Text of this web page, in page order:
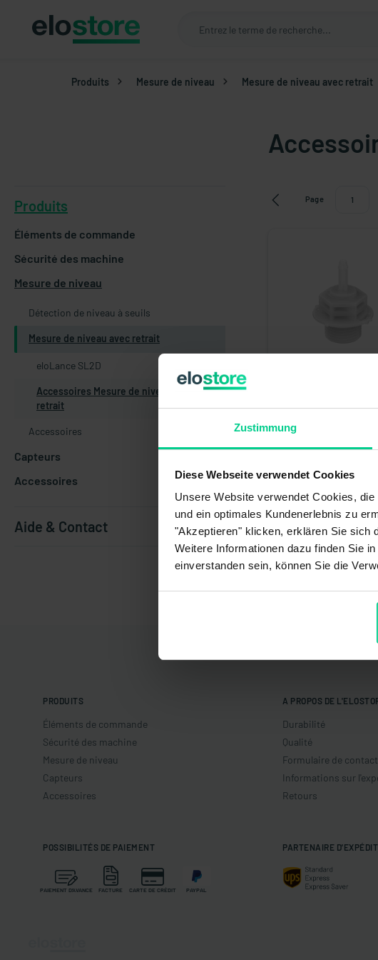
Zustimmung
Diese Webseite verwendet Cookies
Unsere Website verwendet Cookies,
und ein optimales Kundenerlebnis zu
"Akzeptieren" klicken, erklären Sie sich
Weitere Informationen dazu finden Sie
einverstanden sein, können Sie die
Produits Mesure de niveau Mesure de niveau avec retrait
Produits
Éléments de commande
Sécurité des machine
Mesure de niveau
Détection de niveau à seuils
Mesure de niveau avec retrait
eloLance SL2D
Accessoires Mesure de niveau avec
retrait
Accessoires
Capteurs
Accessoires
Aide & Contact
Page
Accessoires Lance
352SL2201 - UE 5
N° produit : 352SL2201
Disponible (10 pcs.),
livraison 1-3 jours
PRODUITS
Éléments de commande
Sécurité des machine
Mesure de niveau
Capteurs
Accessoires
A PROPOS DE
Durabilité
Qualité
Formulaire de contact
Informations sur
Retours
POSSIBILITÉS DE PAIEMENT
PAIEMENT D'AVANCE FACTURE CARTE DE CRÉDIT PAYPAL
PARTENAIRE